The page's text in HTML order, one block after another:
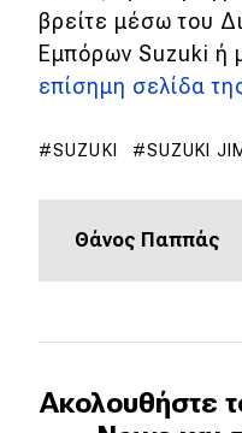
Οδηγός αγοράς
Χρηστικά
Συμβουλές
Οδική βοήθεια
βρείτε μέσω του
Εμπόρων Suzuki ή
επίσημη σελίδα
SUZUKI SUZUKI
Θάνος Παππάς
Ακολουθήστε